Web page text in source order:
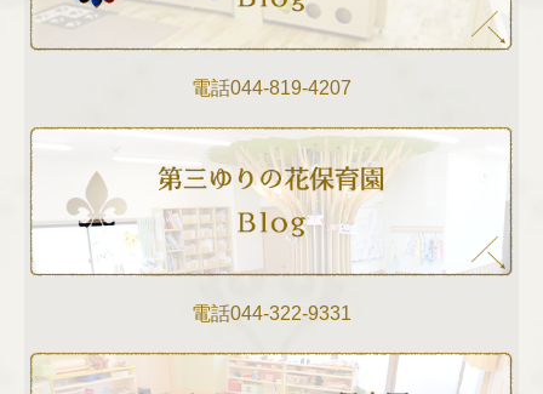
電話044-819-4207
電話044-322-9331